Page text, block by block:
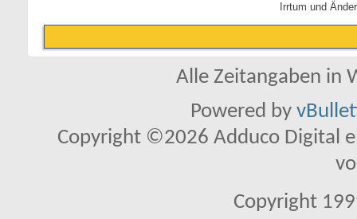
Irrtum und
Alle Zeitangaben in
Powered by
Copyright ©2026 Adduco Digital
Copyright